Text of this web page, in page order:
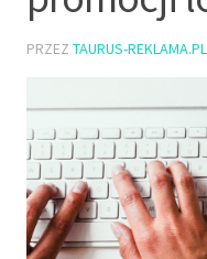
PRZEZ TAURUS-REKLAMA.PL